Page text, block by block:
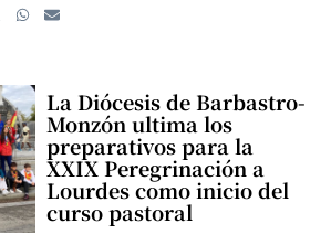
La Diócesis de Barbastro-
Monzón ultima los
preparativos para la
XXIX Peregrinación a
Lourdes como inicio del
curso pastoral